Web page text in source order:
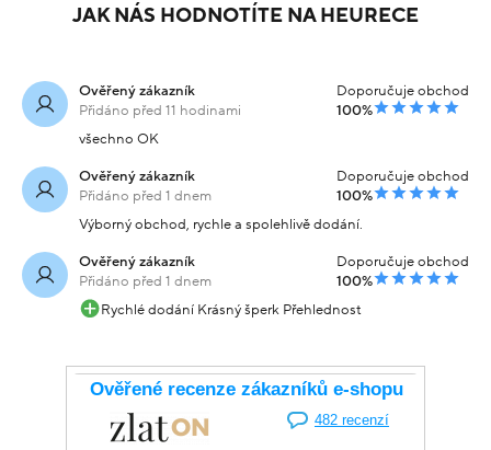
JAK NÁS HODNOTÍTE NA HEURECE
Ověřený zákazník
Přidáno před 11 hodinami
Doporučuje obchod
100%
všechno OK
Ověřený zákazník
Přidáno před 1 dnem
Doporučuje obchod
100%
Výborný obchod, rychle a spolehlivě dodání.
Ověřený zákazník
Přidáno před 1 dnem
Doporučuje obchod
100%
Rychlé dodání Krásný šperk Přehlednost